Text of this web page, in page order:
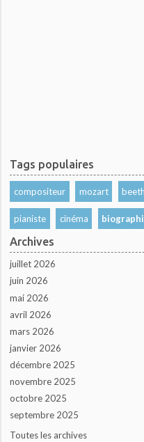
Tags populaires
compositeur mozart
pianiste cinéma
Archives
juillet 2026
juin 2026
mai 2026
avril 2026
mars 2026
janvier 2026
décembre 2025
novembre 2025
octobre 2025
septembre 2025
Toutes les archives